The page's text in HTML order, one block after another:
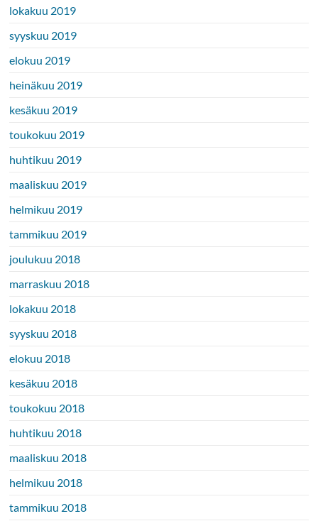
lokakuu 2019
syyskuu 2019
elokuu 2019
heinäkuu 2019
kesäkuu 2019
toukokuu 2019
huhtikuu 2019
maaliskuu 2019
helmikuu 2019
tammikuu 2019
joulukuu 2018
marraskuu 2018
lokakuu 2018
syyskuu 2018
elokuu 2018
kesäkuu 2018
toukokuu 2018
huhtikuu 2018
maaliskuu 2018
helmikuu 2018
tammikuu 2018